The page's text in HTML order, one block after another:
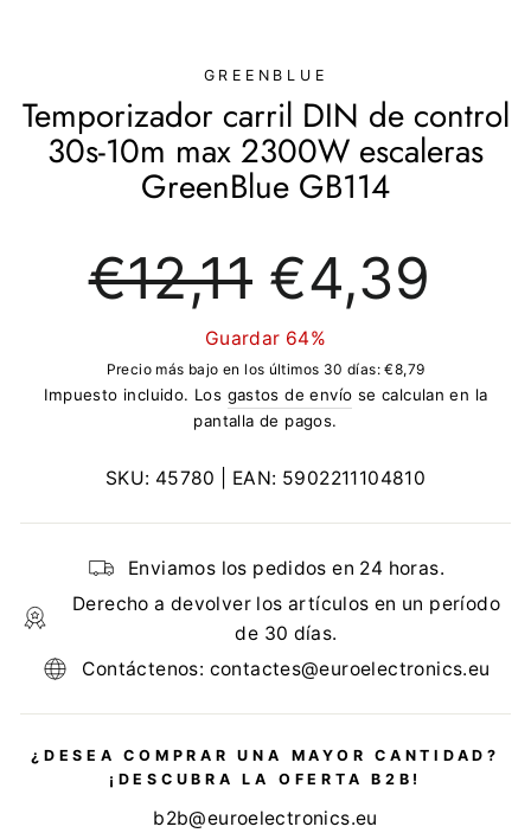
GREENBLUE
Temporizador carril DIN de control
30s-10m max 2300W escaleras
GreenBlue GB114
regular
€12,11
de
oferta
€4,39
Guardar 64%
Precio más bajo en los últimos 30 días:€8,79
Impuesto incluido. Los gastos de envío se calculan en la
pantalla de pagos.
SKU: 45780 | EAN: 5902211104810
Enviamos los pedidos en 24 horas.
Derecho a devolver los artículos en un período
de 30 días.
Contáctenos: contactes@euroelectronics.eu
¿DESEA COMPRAR UNA MAYOR CANTIDAD?
¡DESCUBRA LA OFERTA B2B!
b2b@euroelectronics.eu